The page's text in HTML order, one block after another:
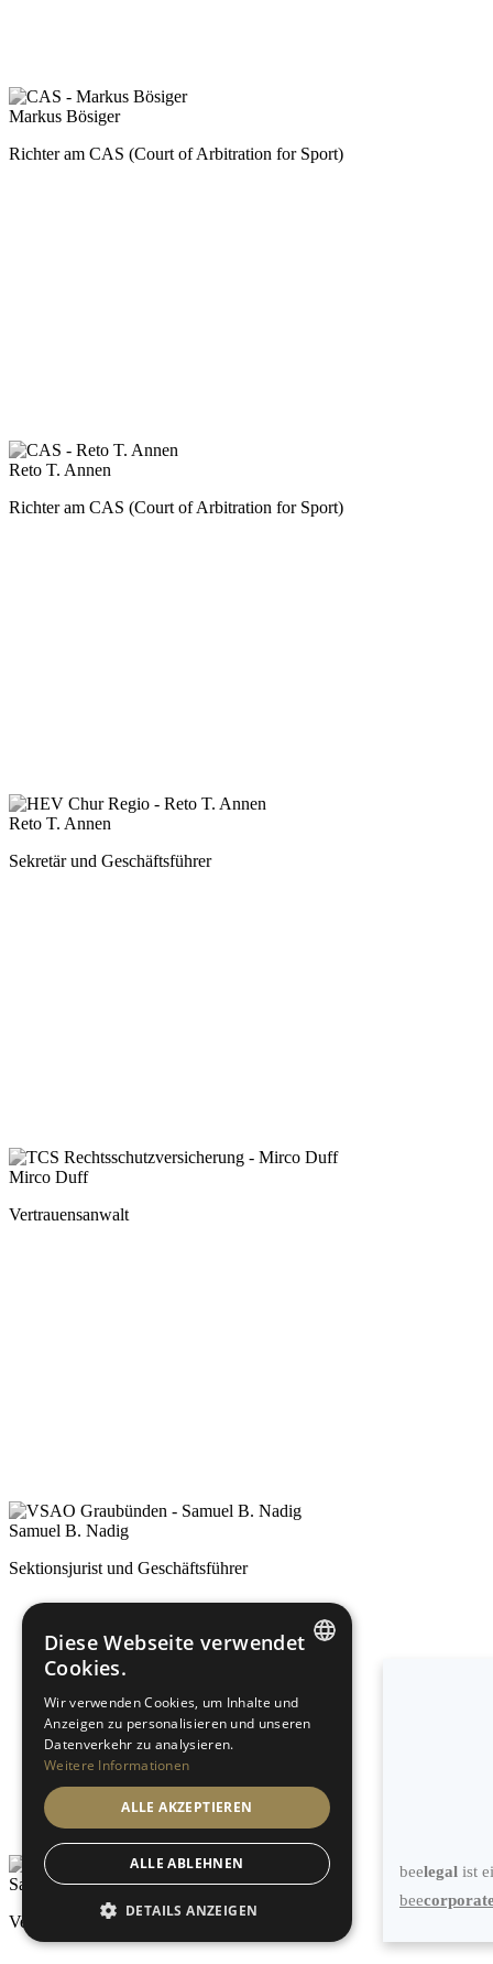
Markus Bösiger
Richter am CAS (Court of Arbitration for Sport)
Reto T. Annen
Richter am CAS (Court of Arbitration for Sport)
Reto T. Annen
Sekretär und Geschäftsführer
Mirco Duff
Vertrauensanwalt
Samuel B. Nadig
Sektionsjurist und Geschäftsführer
Sascha M. Duff
Vertrauensanwalt
beelegal ist
bee
ENGLISH
Diese Webseite verwendet
Cookies.
Wir verwenden Cookies, um Inhalte und
Anzeigen zu personalisieren und unseren
Datenverkehr zu analysieren.
Weitere Informationen
ALLE AKZEPTIEREN
ALLE ABLEHNEN
DETAILS ANZEIGEN